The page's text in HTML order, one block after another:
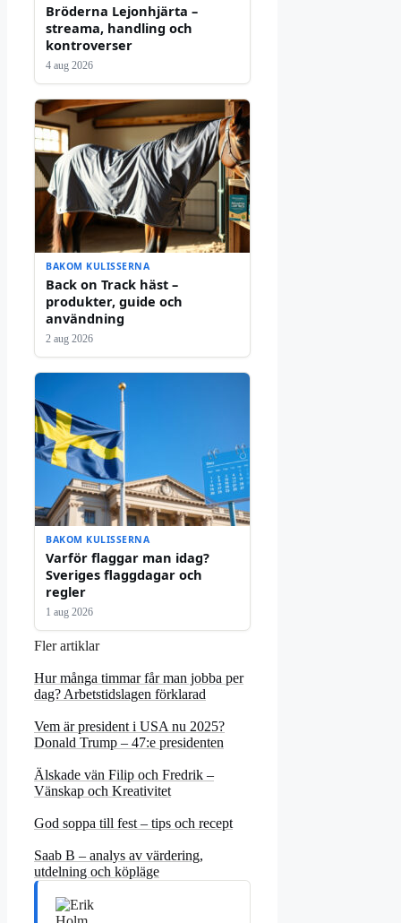
Bröderna Lejonhjärta –
streama, handling och
kontroverser
4 aug 2026
BAKOM KULISSERNA
Back on Track häst –
produkter, guide och
användning
2 aug 2026
BAKOM KULISSERNA
Varför flaggar man idag?
Sveriges flaggdagar och
regler
1 aug 2026
Fler artiklar
Hur många timmar får man jobba per
dag? Arbetstidslagen förklarad
Vem är president i USA nu 2025?
Donald Trump – 47:e presidenten
Älskade vän Filip och Fredrik –
Vänskap och Kreativitet
God soppa till fest – tips och recept
Saab B – analys av värdering,
utdelning och köpläge